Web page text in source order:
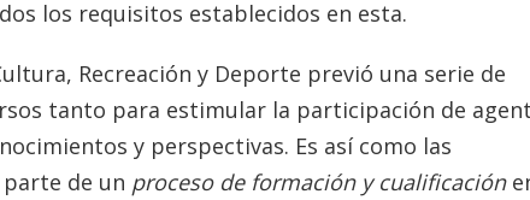
los requisitos establecidos en esta.
Recreación y Deporte previó una serie de
tanto para estimular la participación de
y perspectivas. Es así como las
de un proceso de formación y cualificación